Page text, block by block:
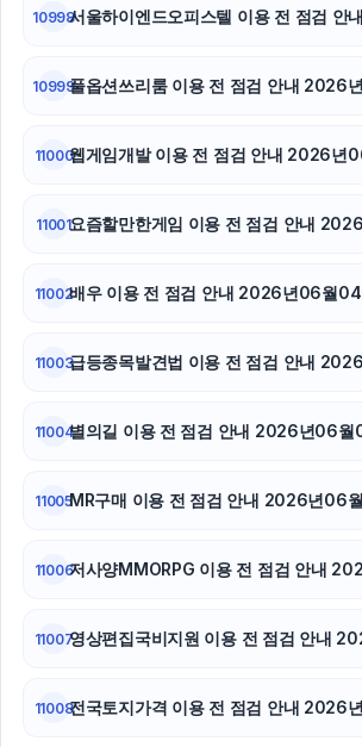
구
하
10998서울하이엔드오피스텔 이용 전 점검
10999풀옵션쓰리룸 이용 전 점검 안내 2026
11000웹게임개발 이용 전 점검 안내 2026년
11001요즘할만한게임 이용 전 점검 안내
11002배우 이용 전 점검 안내 2026년06월04
11003급등종목발견법 이용 전 점검 안내
11004별의길 이용 전 점검 안내 2026년06월
11005MR구매 이용 전 점검 안내 2026년06
11006저사양MMORPG 이용 전 점검 안내
11007영상편집국비지원 이용 전 점검 안내
11008전국토지가격 이용 전 점검 안내 2026